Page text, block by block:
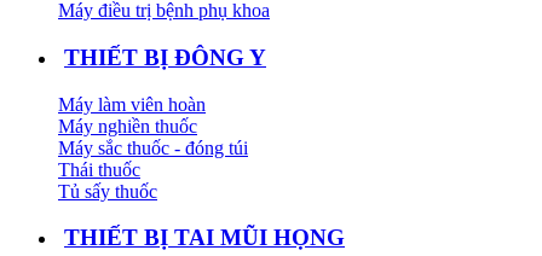
Máy điều trị bệnh phụ khoa
THIẾT BỊ ĐÔNG Y
Máy làm viên hoàn
Máy nghiền thuốc
Máy sắc thuốc - đóng túi
Thái thuốc
Tủ sấy thuốc
THIẾT BỊ TAI MŨI HỌNG